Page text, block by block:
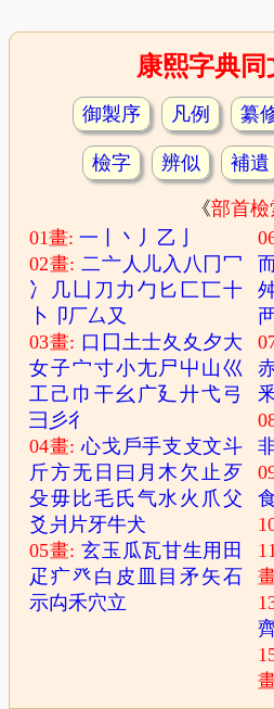
康熙字典同
御製序 凡例 纂
檢字 辨似 補遺
《部首檢
01畫:一 丶 丿 乙
02畫:二亠 人 儿入 八 冂冖
冫
几 凵 刀 力 勹 匕 匚匸十
卜
卩厂厶 又
03畫: 口 囗 土士夂 夊 夕大
女子宀寸小尢尸 屮 山巛
工 己 巾 干幺 广廴廾弋弓
彐 彡彳
04畫:心戈 戶手支 攴文斗
斤方无 日 曰 月木 欠止 歹
殳毋 比毛 氏气水 火 爪父
爻 爿 片牙牛犬
05畫:玄玉 瓜瓦甘生用 田
疋 疒癶 白 皮 目矛 矢石
示禸禾穴立